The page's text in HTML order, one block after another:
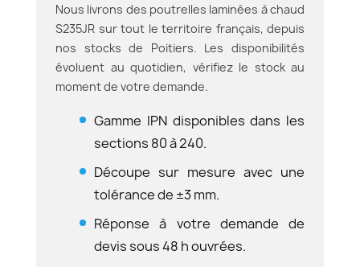
Nous livrons des poutrelles laminées à chaud
S235JR sur tout le territoire français, depuis
nos stocks de Poitiers. Les disponibilités
évoluent au quotidien, vérifiez le stock au
moment de votre demande.
Gamme IPN disponibles dans les
sections 80 à 240.
Découpe sur mesure avec une
tolérance de ±3 mm.
Réponse à votre demande de
devis sous 48 h ouvrées.